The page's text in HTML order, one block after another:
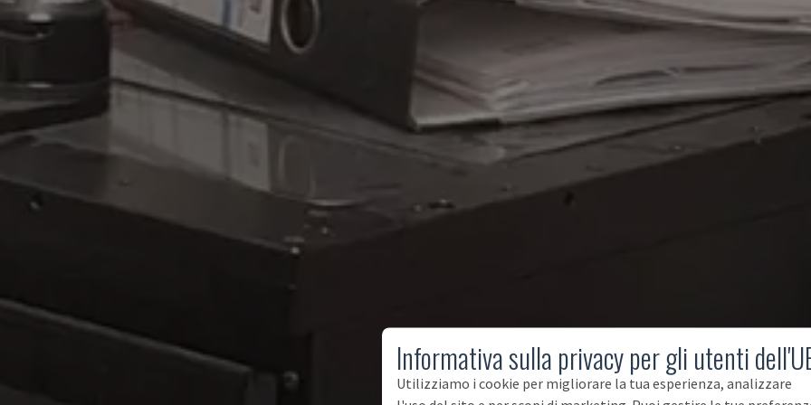
Informativa sulla privacy per gli utenti
Utilizziamo i cookie per migliorare la tua esperienza, analizzare